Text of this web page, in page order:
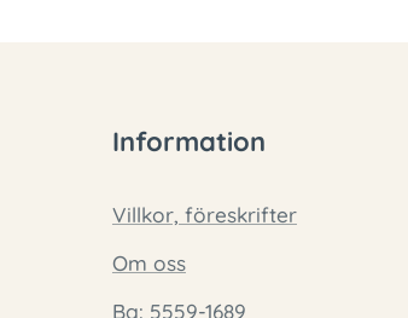
Information
Villkor, föreskrifter
Om oss
Bg: 5559-1689